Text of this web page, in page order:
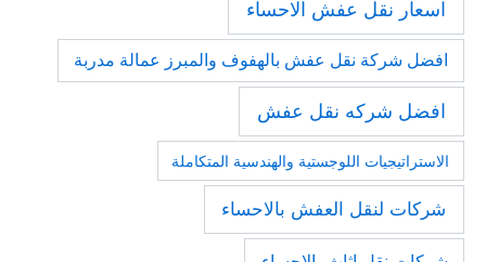
اسعار نقل عفش الاحساء
افضل شركة نقل عفش بالهفوف والمبرز عمالة مدربة
افضل شركه نقل عفش
الاستراتيجيات اللوجستية والهندسية المتكاملة
شركات لنقل العفش بالاحساء